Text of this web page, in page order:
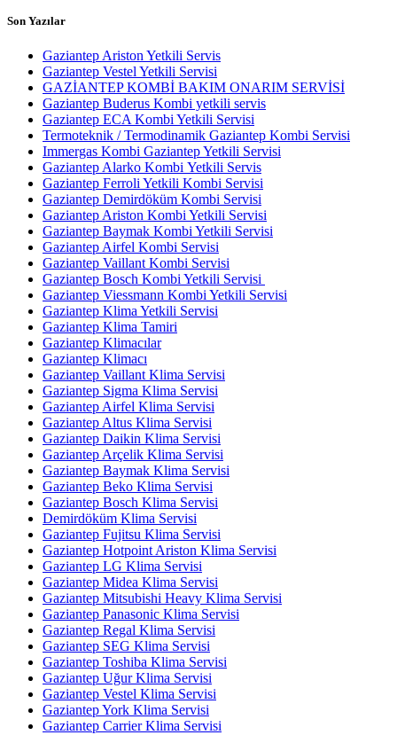
Son Yazılar
Gaziantep Ariston Yetkili Servis
Gaziantep Vestel Yetkili Servisi
GAZİANTEP KOMBİ BAKIM ONARIM SERVİSİ
Gaziantep Buderus Kombi yetkili servis
Gaziantep ECA Kombi Yetkili Servisi
Termoteknik / Termodinamik Gaziantep Kombi Servisi
Immergas Kombi Gaziantep Yetkili Servisi
Gaziantep Alarko Kombi Yetkili Servis
Gaziantep Ferroli Yetkili Kombi Servisi
Gaziantep Demirdöküm Kombi Servisi
Gaziantep Ariston Kombi Yetkili Servisi
Gaziantep Baymak Kombi Yetkili Servisi
Gaziantep Airfel Kombi Servisi
Gaziantep Vaillant Kombi Servisi
Gaziantep Bosch Kombi Yetkili Servisi
Gaziantep Viessmann Kombi Yetkili Servisi
Gaziantep Klima Yetkili Servisi
Gaziantep Klima Tamiri
Gaziantep Klimacılar
Gaziantep Klimacı
Gaziantep Vaillant Klima Servisi
Gaziantep Sigma Klima Servisi
Gaziantep Airfel Klima Servisi
Gaziantep Altus Klima Servisi
Gaziantep Daikin Klima Servisi
Gaziantep Arçelik Klima Servisi
Gaziantep Baymak Klima Servisi
Gaziantep Beko Klima Servisi
Gaziantep Bosch Klima Servisi
Demirdöküm Klima Servisi
Gaziantep Fujitsu Klima Servisi
Gaziantep Hotpoint Ariston Klima Servisi
Gaziantep LG Klima Servisi
Gaziantep Midea Klima Servisi
Gaziantep Mitsubishi Heavy Klima Servisi
Gaziantep Panasonic Klima Servisi
Gaziantep Regal Klima Servisi
Gaziantep SEG Klima Servisi
Gaziantep Toshiba Klima Servisi
Gaziantep Uğur Klima Servisi
Gaziantep Vestel Klima Servisi
Gaziantep York Klima Servisi
Gaziantep Carrier Klima Servisi